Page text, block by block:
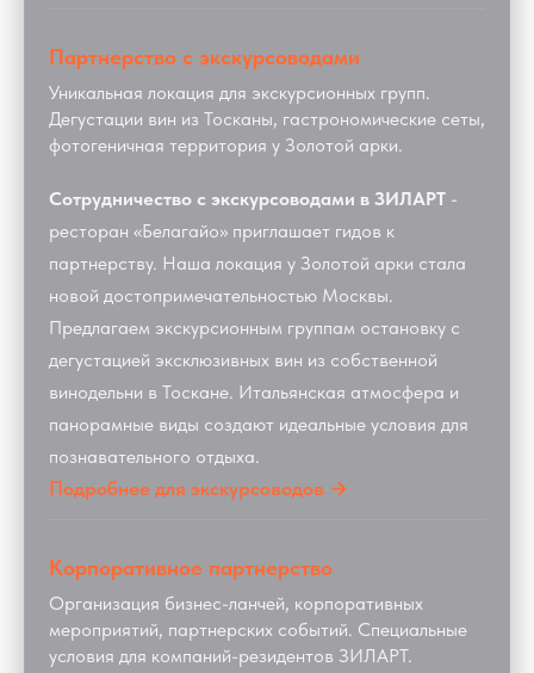
Партнерство с экскурсоводами
Уникальная локация для экскурсионных групп.
Дегустации вин из Тосканы, гастрономические сеты,
фотогеничная территория у Золотой арки.
Сотрудничество с экскурсоводами в ЗИЛАРТ -
ресторан «Белагайо» приглашает гидов к
партнерству. Наша локация у Золотой арки стала
новой достопримечательностью Москвы.
Предлагаем экскурсионным группам остановку с
дегустацией эксклюзивных вин из собственной
винодельни в Тоскане. Итальянская атмосфера и
панорамные виды создают идеальные условия для
познавательного отдыха.
Подробнее для экскурсоводов →
Корпоративное партнерство
Организация бизнес-ланчей, корпоративных
мероприятий, партнерских событий. Специальные
условия для компаний-резидентов ЗИЛАРТ.